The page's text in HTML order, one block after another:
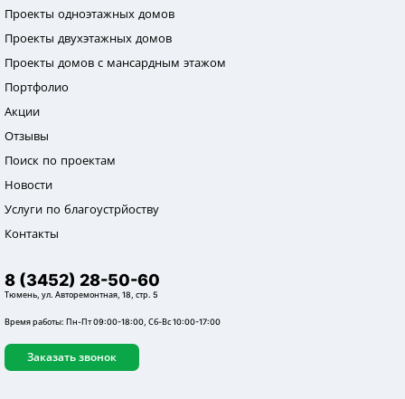
Проекты одноэтажных домов
Проекты двухэтажных домов
Проекты домов с мансардным этажом
Портфолио
Акции
Отзывы
Поиск по проектам
Новости
Услуги по благоустрйоству
Контакты
8 (3452) 28-50-60
Тюмень, ул. Авторемонтная, 18, стр. 5
Время работы: Пн-Пт 09:00-18:00, Сб-Вс 10:00-17:00
Заказать звонок